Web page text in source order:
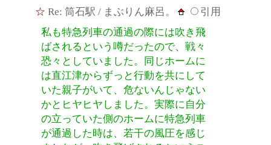
☆ Re: 筒石駅 / まぶりん麻呂。
引用
私も特急列車の通過の際には吹き飛
ばされるという噂だったので、戦々
恐々としていました。同じホームに
は直江津からずっと行動を共にして
いた親子がいて、危ないんじゃない
かとヒヤヒヤしました。実際に自分
の立っていた側のホームに特急列車
が通過した時は、若干の風圧を感じ